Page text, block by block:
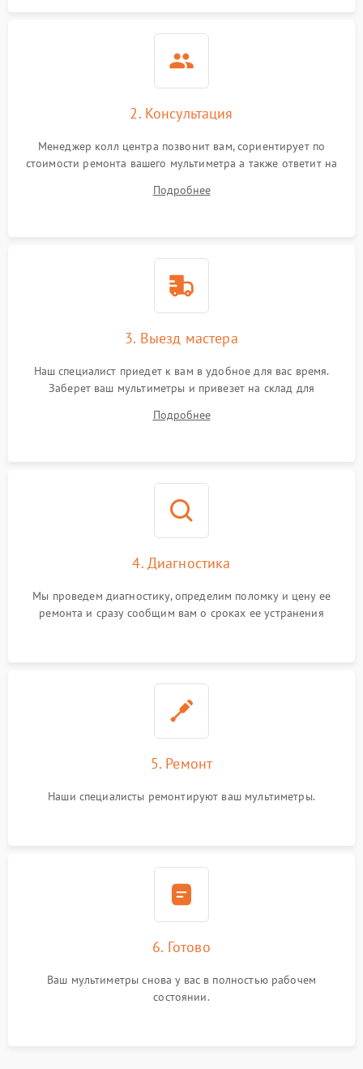
2. Консультация
Менеджер колл центра позвонит вам, сориентирует по
стоимости ремонта вашего мультиметра а также ответит на
Подробнее
3. Выезд мастера
Наш специалист приедет к вам в удобное для вас время.
Заберет ваш мультиметры и привезет на склад для
Подробнее
4. Диагностика
Мы проведем диагностику, определим поломку и цену ее
ремонта и сразу сообщим вам о сроках ее устранения
5. Ремонт
Наши специалисты ремонтируют ваш мультиметры.
6. Готово
Ваш мультиметры снова у вас в полностью рабочем
состоянии.